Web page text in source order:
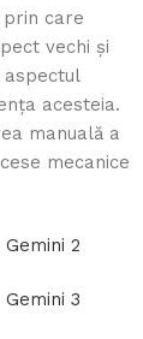
prin care
vechi și
aspectul
acesteia.
manuală a
mecanice